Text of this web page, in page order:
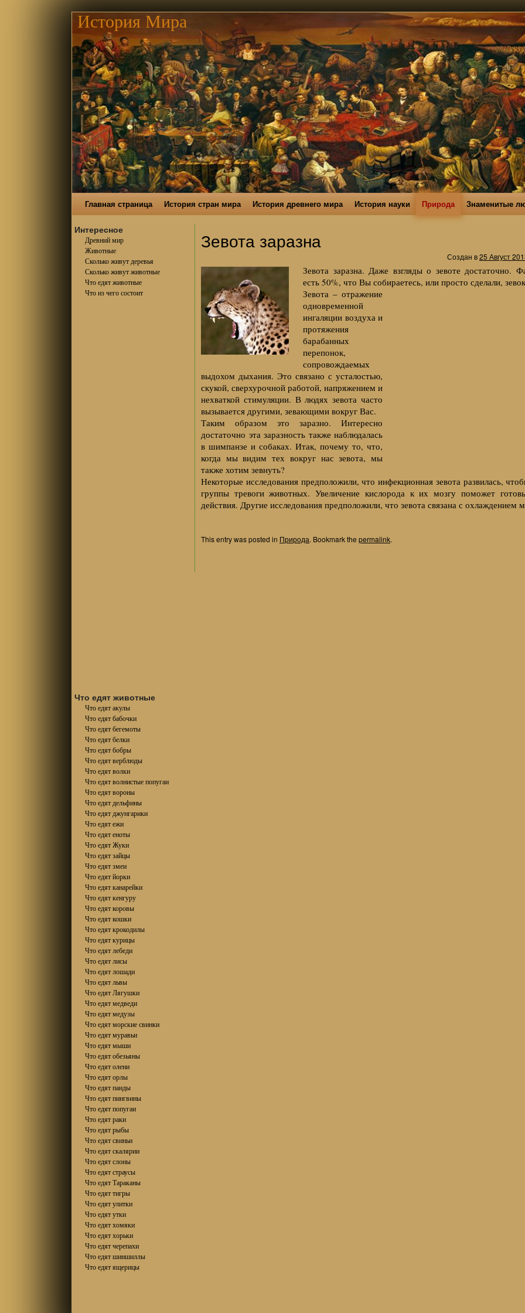
История Мира
Главная страница История стран мира История древнего мира История науки Природа Знаменитые
Интересное
Древний мир
Животные
Сколько живут деревья
Сколько живут животные
Что едят животные
Что из чего состоит
Что едят животные
Что едят акулы
Что едят бабочки
Что едят бегемоты
Что едят белки
Что едят бобры
Что едят верблюды
Что едят волки
Что едят волнистые попугаи
Что едят вороны
Что едят дельфины
Что едят джунгарики
Что едят ежи
Что едят еноты
Что едят Жуки
Что едят зайцы
Что едят змеи
Что едят йорки
Что едят канарейки
Что едят кенгуру
Что едят коровы
Что едят кошки
Что едят крокодилы
Что едят курицы
Что едят лебеди
Что едят лисы
Что едят лошади
Что едят львы
Что едят Лягушки
Что едят медведи
Что едят медузы
Что едят морские свинки
Что едят муравьи
Что едят мыши
Что едят обезьяны
Что едят олени
Что едят орлы
Что едят панды
Что едят пингвины
Что едят попугаи
Что едят раки
Что едят рыбы
Что едят свиньи
Что едят скалярии
Что едят слоны
Что едят страусы
Что едят Тараканы
Что едят тигры
Что едят улитки
Что едят утки
Что едят хомяки
Что едят хорьки
Что едят черепахи
Что едят шиншиллы
Что едят ящерицы
Зевота заразна
Создан в25 Август
Зевота заразна. Даже взгляды о зевоте достаточно.
есть 50%, что Вы собираетесь, или просто сделали,
Зевота – отражение
одновременной
ингаляции воздуха и
протяжения
барабанных
перепонок,
сопровождаемых
выдохом дыхания. Это связано с усталостью,
скукой, сверхурочной работой, напряжением и
нехваткой стимуляции. В людях зевота часто
вызывается другими, зевающими вокруг Вас.
Таким образом это заразно. Интересно
достаточно эта заразность также наблюдалась
в шимпанзе и собаках. Итак, почему то, что,
когда мы видим тех вокруг нас зевота, мы
также хотим зевнуть?
Некоторые исследования предположили, что инфекционная зевота развилась,
группы тревоги животных. Увеличение кислорода к их мозгу поможет
действия. Другие исследования предположили, что зевота связана с охлаждением
This entry was posted in Природа. Bookmark the permalink.